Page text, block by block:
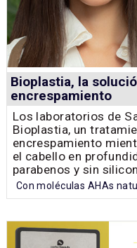
Bioplastia, la
encrespamiento
Los laboratorios de
Bioplastia, un
encrespamiento
el cabello en
parabenos y sin
Con moléculas AHAs